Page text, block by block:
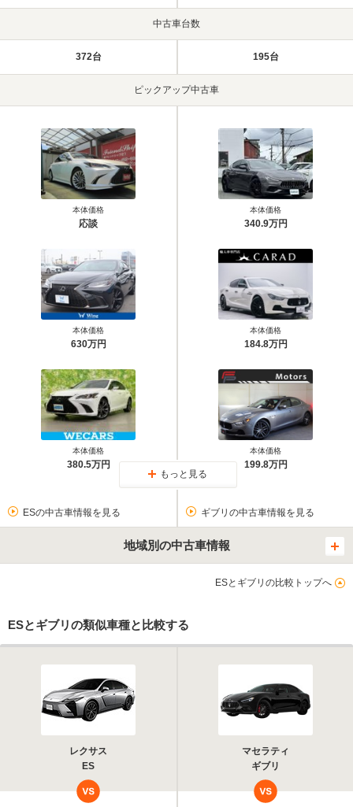
中古車台数
372台 195台
ピックアップ中古車
本体価格
応談
本体価格
630万円
本体価格
380.5万円
本体価格
340.9万円
本体価格
184.8万円
本体価格
199.8万円
もっと見る
ESの中古車情報を見る ギブリの中古車情報を見る
地域別の中古車情報
ESとギブリの比較トップへ
ESとギブリの類似車種と比較する
レクサス
ES
マセラティ
ギブリ